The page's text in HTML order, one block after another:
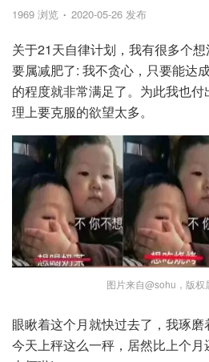
1969 浏览 2020-05-26 发布
关于21天自律计划，我有很多个
要属减肥了: 我不贪心，只要能达
的程度就非常满足了。为此我也
理上要克服的欲望太多。
图片来自@sohu，版权
眼瞅着这个月就快过去了，我琢
今天上秤这么一秤，居然比上个